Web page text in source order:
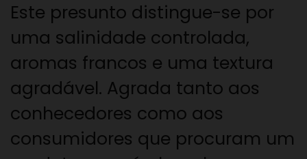
Este presunto distingue-se por
uma salinidade controlada,
aromas francos e uma textura
agradável. Agrada tanto aos
conhecedores como aos
consumidores que procuram um